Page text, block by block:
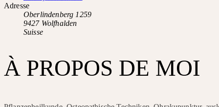
Adresse
Oberlindenberg 1259
9427 Wolfhalden
Suisse
À PROPOS DE MOI